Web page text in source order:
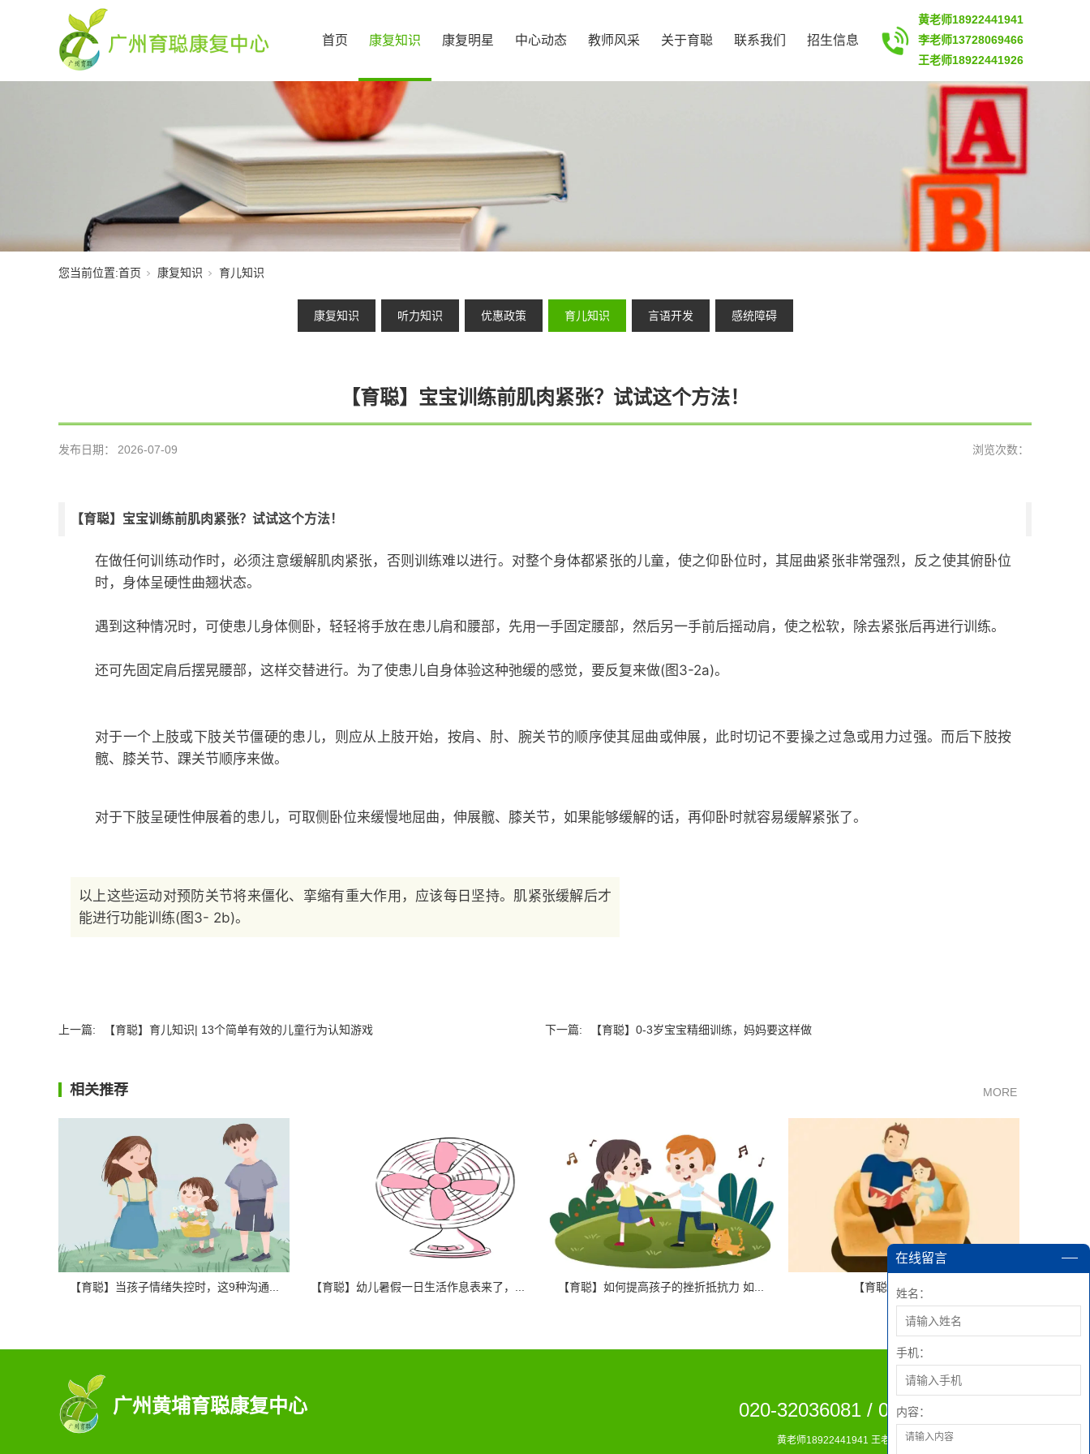
首页 康复知识 康复明星 中心动态 教师风采 关于育聪 联系我们 招生信息
黄老师18922441941
李老师13728069466
王老师18922441926
您当前位置:首页 康复知识 育儿知识
康复知识 听力知识 优惠政策 育儿知识 言语开发 感统障碍
【育聪】宝宝训练前肌肉紧张？试试这个方法！
发布日期： 2026-07-09 浏览次数：
【育聪】宝宝训练前肌肉紧张？试试这个方法！
在做任何训练动作时，必须注意缓解肌肉紧张，否则训练难以进行。对整个身体都紧张的儿童，使之仰卧位时，其屈曲紧张非常强烈，反之使其俯卧位
时，身体呈硬性曲翘状态。
遇到这种情况时，可使患儿身体侧卧，轻轻将手放在患儿肩和腰部，先用一手固定腰部，然后另一手前后摇动肩，使之松软，除去紧张后再进行训练。
还可先固定肩后摆晃腰部，这样交替进行。为了使患儿自身体验这种弛缓的感觉，要反复来做(图3-2a)。
对于一个上肢或下肢关节僵硬的患儿，则应从上肢开始，按肩、肘、腕关节的顺序使其屈曲或伸展，此时切记不要操之过急或用力过强。而后下肢按
髋、膝关节、踝关节顺序来做。
对于下肢呈硬性伸展着的患儿，可取侧卧位来缓慢地屈曲，伸展髋、膝关节，如果能够缓解的话，再仰卧时就容易缓解紧张了。
以上这些运动对预防关节将来僵化、挛缩有重大作用，应该每日坚持。肌紧张缓解后才
能进行功能训练(图3- 2b)。
上一篇: 【育聪】育儿知识| 13个简单有效的儿童行为认知游戏 下一篇: 【育聪】0-3岁宝宝精细训练，妈妈要这样做
相关推荐 MORE
【育聪】引导式教育
【育聪】如何提高孩子的挫折抵抗力 如...
【育聪】幼儿暑假一日生活作息表来了，...
【育聪】当孩子情绪失控时，这9种沟通...
在线留言
姓名：
手机：
内容：
广州黄埔育聪康复中心 020-32036081 / 020-38210984
黄老师18922441941 王老师18922441926